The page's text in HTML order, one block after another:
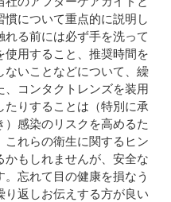
について重点的に説明し
る前には必ず手を洗って
用すること、推奨時間を
いことなどについて、繰
、コンタクトレンズを装用
たりすることは（特別に承
感染のリスクを高めるた
れらの衛生に関するヒン
かもしれませんが、安全な
忘れて目の健康を損なう
り返しお伝えする方が良い